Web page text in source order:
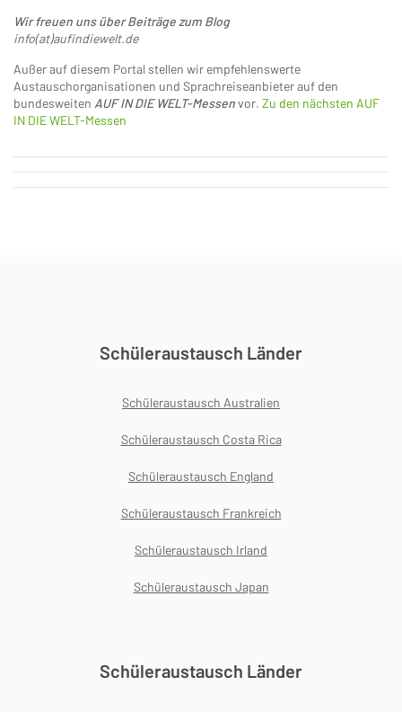
Wir freuen uns über Beiträge zum Blog
info(at)aufindiewelt.de
Außer auf diesem Portal stellen wir empfehlenswerte
Austauschorganisationen und Sprachreiseanbieter auf den
bundesweiten AUF IN DIE WELT-Messenvor. Zu den nächsten AUF
IN DIE WELT-Messen
Schüleraustausch Länder
Schüleraustausch Australien
Schüleraustausch Costa Rica
Schüleraustausch England
Schüleraustausch Frankreich
Schüleraustausch Irland
Schüleraustausch Japan
Schüleraustausch Länder